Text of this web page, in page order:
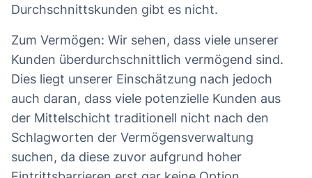
Durchschnittskunden gibt es nicht.
Zum Vermögen: Wir sehen, dass viele unserer
Kunden überdurchschnittlich vermögend sind.
Dies liegt unserer Einschätzung nach jedoch
auch daran, dass viele potenzielle Kunden aus
der Mittelschicht traditionell nicht nach den
Schlagworten der Vermögensverwaltung
suchen, da diese zuvor aufgrund hoher